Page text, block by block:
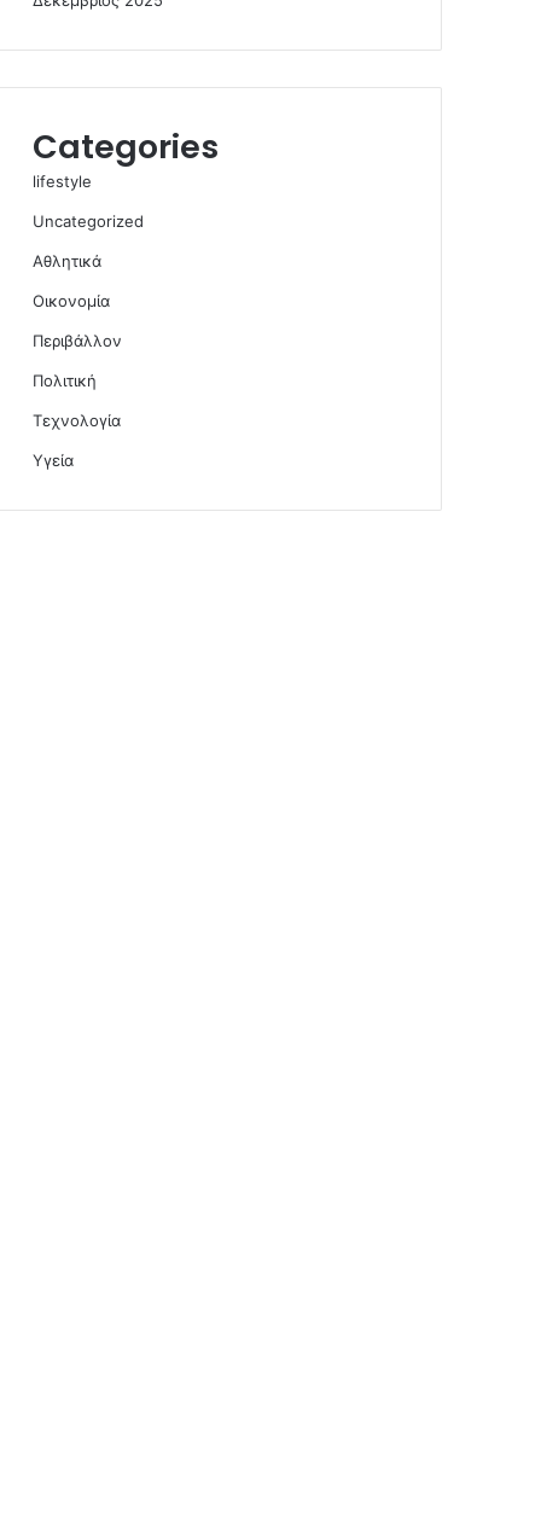
Categories
lifestyle
Uncategorized
Αθλητικά
Οικονομία
Περιβάλλον
Πολιτική
Τεχνολογία
Υγεία